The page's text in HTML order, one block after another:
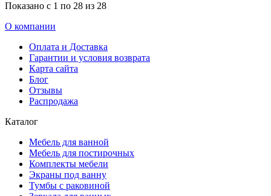
Показано с 1 по 28 из 28
О компании
Оплата и Доставка
Гарантии и условия возврата
Карта сайта
Блог
Отзывы
Распродажа
Каталог
Мебель для ванной
Мебель для постирочных
Комплекты мебели
Экраны под ванну
Тумбы с раковиной